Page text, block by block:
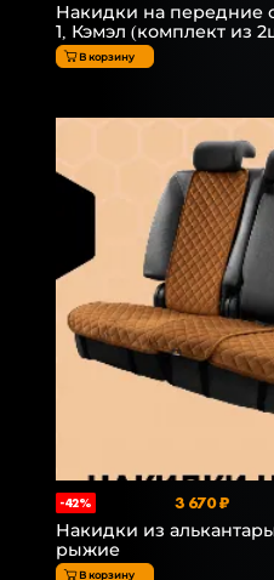
Накидки на передние
1, Кэмэл (комплект из
В корзину
-42% 3 670 ₽
Накидки из
рыжие
В корзину